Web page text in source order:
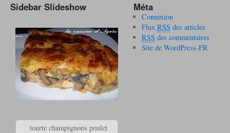
Sidebar Slideshow
tourte champignons poulet
Méta
Connexion
Flux RSS des articles
RSS des commentaires
Site de WordPress-FR